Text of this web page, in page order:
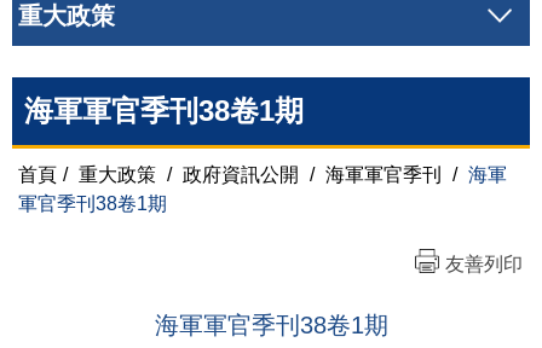
重大政策
海軍軍官季刊38卷1期
首頁 / 重大政策 / 政府資訊公開 / 海軍軍官季刊 / 海軍
軍官季刊38卷1期
友善列印
海軍軍官季刊38卷1期